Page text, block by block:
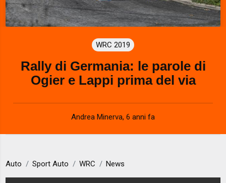
WRC 2019
Rally di Germania: le parole di
Ogier e Lappi prima del via
Andrea Minerva, 6 anni fa
Auto Sport Auto WRC News